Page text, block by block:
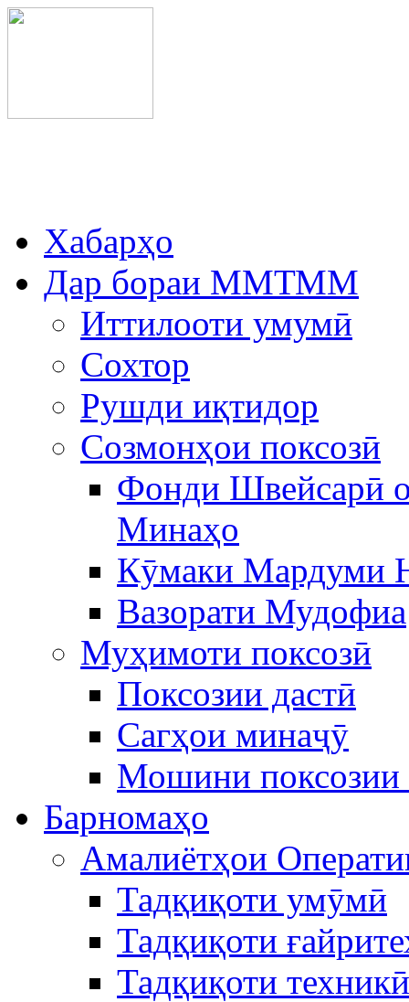
Хабарҳо
Дар бораи ММТММ
Иттилооти умумӣ
Сохтор
Рушди иқтидор
Созмонҳои поксозӣ
Фонди Швейсарӣ
Минаҳо
Кӯмаки Мардуми
Вазорати Мудофиа
Муҳимоти поксозӣ
Поксозии дастӣ
Сагҳои минаҷӯ
Мошини поксозии
Барномаҳо
Амалиётҳои
Тадқиқоти умӯмӣ
Тадқиқоти
Тадқиқоти техникӣ